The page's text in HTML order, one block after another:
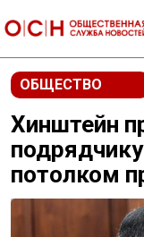
ОБЩЕСТВО
Хинштейн
потолком